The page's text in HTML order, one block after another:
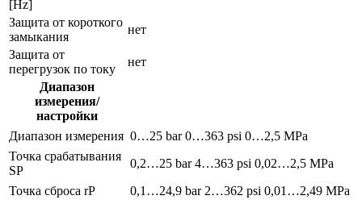
[Hz]
Защита от короткого
замыкания
нет
Защита от
перегрузок по току
нет
Диапазон
измерения/
настройки
Диапазон измерения 0…25 bar 0…363 psi 0…2,5 MPa
Точка срабатывания
SP
0,2…25 bar 4…363 psi 0,02…2,5 MPa
Точка сброса rP
0,1…24,9 bar 2…362 psi 0,01…2,49 MPa